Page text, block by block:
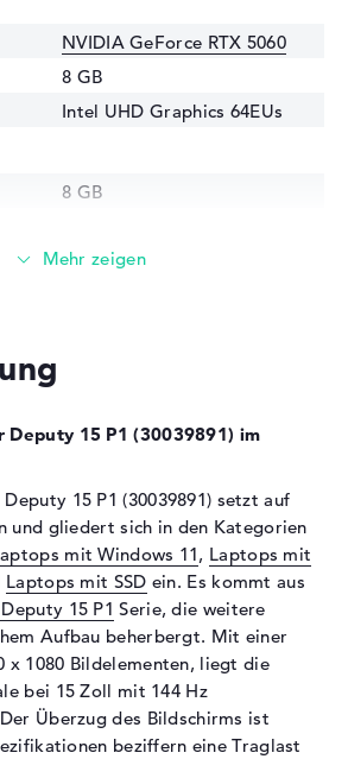
NVIDIA GeForce RTX 5060
8 GB
Intel UHD Graphics 64EUs
8 GB
16 GB
ohne Laufwerk
15,6" TFT
1920 x 1080
Full-HD
144 Hz
Display, entspiegelt, LED-
Hintergrundbeleuchtung, IPS
Deputy 15 P1 (30039891) im
15 P1 (30039891) setzt auf
und gliedert sich in den Kategorien
mit Windows 11, Laptops mit
Laptops mit SSD ein. Es kommt aus
15 P1 Serie, die weitere
Aufbau beherbergt. Mit einer
x 1080 Bildelementen, liegt die
bei 15 Zoll mit 144 Hz
Überzug des Bildschirms ist
beziffern eine Traglast